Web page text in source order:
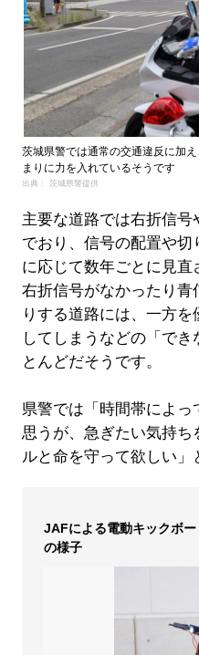
茨城県警では通常の交通違反に加
まりに力を入れているそうです
出典： 茨城県警提供
主要な道路では右折信
でおり、信号の配置や
に応じて数年ごとに見直
右折信号がなかったり青
りする道路には、一方
してしまうなどの「で
とんどだそうです。
県警では「時間帯によっ
思うが、急ぎたい気持ち
ルと命を守って欲しい」
JAFによる電動キックボ
の様子